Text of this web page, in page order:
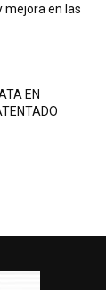
mejora en las
EN